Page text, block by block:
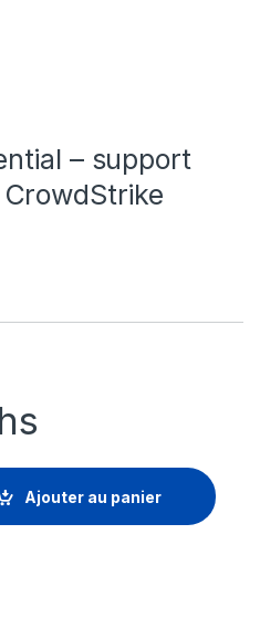
– support
technique - pour
Ajouter au panier